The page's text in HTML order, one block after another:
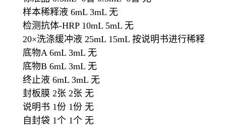
样本稀释液 6mL 3mL 无
检测抗体-HRP 10mL 5mL 无
20×洗涤缓冲液 25mL 15mL 按说明书进行稀释
底物A 6mL 3mL 无
底物B 6mL 3mL 无
终止液 6mL 3mL 无
封板膜 2张 2张 无
说明书 1份 1份 无
自封袋 1个 1个 无